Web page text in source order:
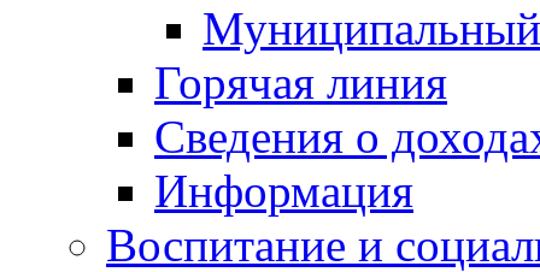
Горячая линия
Сведения о
Информация
Воспитание и